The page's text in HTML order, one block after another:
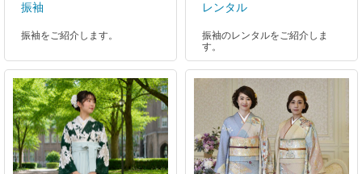
振袖
振袖をご紹介します。
レンタル
振袖のレンタルをご紹介しま
す。